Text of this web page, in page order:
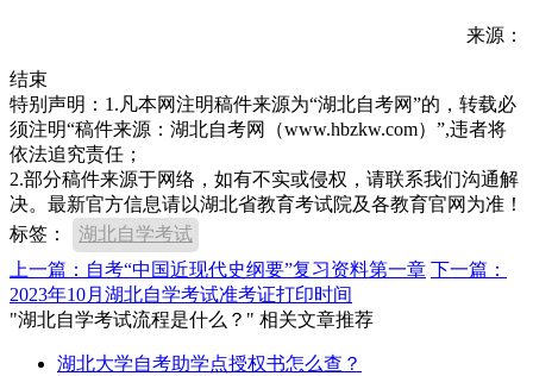
来源：
结束
特别声明：1.凡本网注明稿件来源为“湖北自考网”的，转载必
须注明“稿件来源：湖北自考网（www.hbzkw.com）”,违者将
依法追究责任；
2.部分稿件来源于网络，如有不实或侵权，请联系我们沟通解
决。最新官方信息请以湖北省教育考试院及各教育官网为准！
标签：
湖北自学考试
上一篇：自考“中国近现代史纲要”复习资料第一章 下一篇：
2023年10月湖北自学考试准考证打印时间
"湖北自学考试流程是什么？" 相关文章推荐
湖北大学自考助学点授权书怎么查？